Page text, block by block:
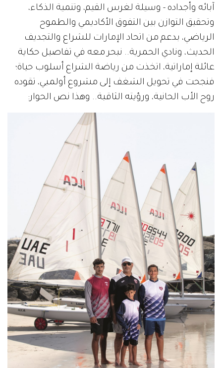
آبائه وأجداده - وسيلة لغرس القيم، وتنمية الذكاء،
وتحقيق التوازن بين التفوق الأكاديمي والطموح
الرياضي، بدعم من اتحاد الإمارات للشراع والتجديف
الحديث، ونادي الحمرية.. نبحر معه في تفاصيل حكاية
عائلة إماراتية، اتخذت من رياضة الشراع أسلوب حياة؛
فنجحت في تحويل الشغف إلى مشروع أولمبي، تقوده
روح الأب الحانية، ورؤيته الثاقبة.. وهذا نص الحوار: